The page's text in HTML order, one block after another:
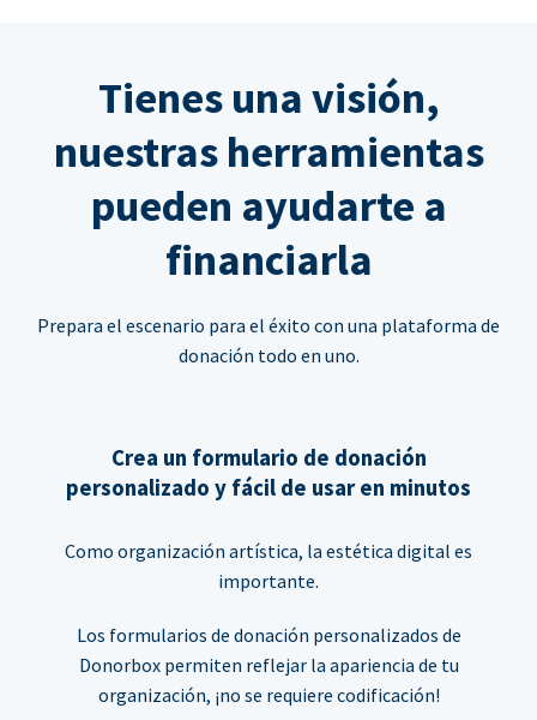
Tienes una visión,
nuestras herramientas
pueden ayudarte a
financiarla
Prepara el escenario para el éxito con una plataforma de
donación todo en uno.
Crea un formulario de donación
personalizado y fácil de usar en minutos
Como organización artística, la estética digital es
importante.
Los formularios de donación personalizados de
Donorbox permiten reflejar la apariencia de tu
organización, ¡no se requiere codificación!